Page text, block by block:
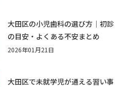
大田区の小児歯科の選び方｜初診
の目安・よくある不安まとめ
2026年01月21日
大田区で未就学児が通える習い事